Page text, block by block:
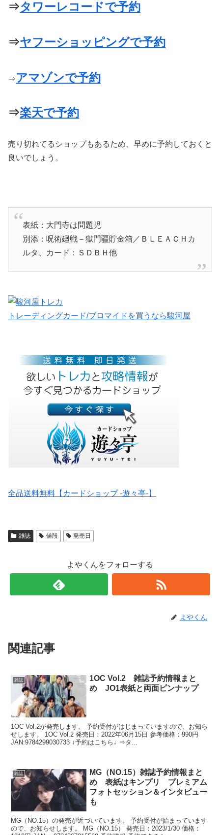
⇒タワーレコードで予約
⇒ヤフーショッピングで予約
⇒アマゾンで予約
⇒楽天で予約
売り切れてるショップもあるため、早めに予約しておくと
良いでしょう。
表紙：大門寺は問題児
別添：呪術廻戦－獄門疆貯金箱／ＢＬＥＡＣＨカ
ルタ、カード：ＳＤＢＨ他
トレーディングカード/ブロマイドを買うなら駿河屋
全品送料無料【カードショップ -遊々亭-】
雑誌 値段 発売日
よやくんをフォローする
よやくん
関連記事
雑誌
1OC Vol.2 雑誌予約情報まと
め JO1表紙と両面ピンナップ
1OC Vol.2が発売します。 予約受付がはじまっていますので、お知ら
せします。 1OC Vol.2 発売日：2022年06月15日 参考価格：990円
JAN:9784299030733 ↓予約はこちら↓ ⇒タ...
雑誌
MG（NO.15）雑誌予約情報まと
め 表紙はキンプリ プレミアム
フォトセッション＆インタビュー
も
MG（NO.15）の発売が近づいています。 予約受付が始まっています
ので、お知らせします。 MG（NO.15） 発売日：2023/1/30 価格：